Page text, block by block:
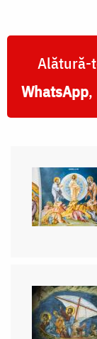
Alătură-
WhatsApp,